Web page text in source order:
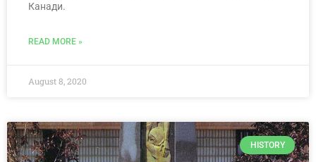
Канади.
READ MORE »
August 8, 2020
HISTORY